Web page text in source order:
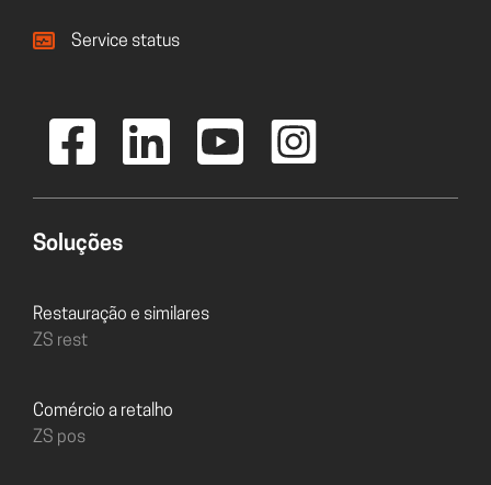
Service status
Soluções
Restauração e similares
ZS rest
Comércio a retalho
ZS pos